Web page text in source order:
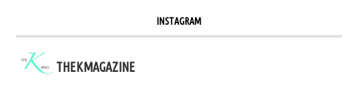
INSTAGRAM
THEKMAGAZINE